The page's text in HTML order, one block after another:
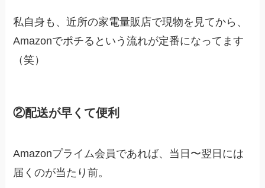
私自身も、近所の家電量販店で現物を見てから、
Amazonでポチるという流れが定番になってます
（笑）
②配送が早くて便利
Amazonプライム会員であれば、当日〜翌日には
届くのが当たり前。